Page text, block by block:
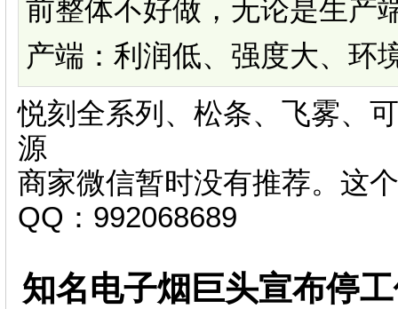
前整体不好做，无论是生产
产端：利润低、强度大、环
悦刻全系列、松条、飞雾、
源
商家微信暂时没有推荐。这
QQ：992068689
知名电子烟巨头宣布停